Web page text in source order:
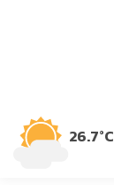
26.7°C